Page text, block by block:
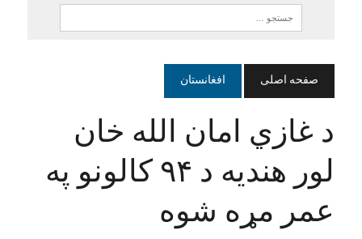
صفحه اصلی افغانستان
د غازي امان الله خان
لور هندیه د ۹۴ کالونو په
عمر مړه شوه